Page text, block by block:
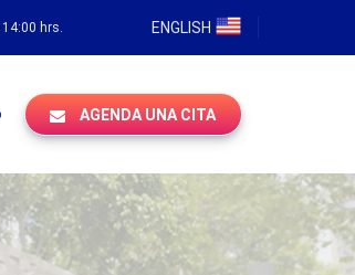
hrs. ENGLISH
AGENDA UNA CITA